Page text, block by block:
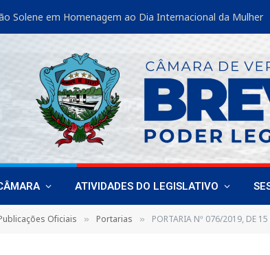
Solene em Homenagem ao Dia Internacional da Mulher
ATIVIDADES DO LEGISLATIVO
Oficiais » Portarias » PORTARIA Nº 076/2019, DE